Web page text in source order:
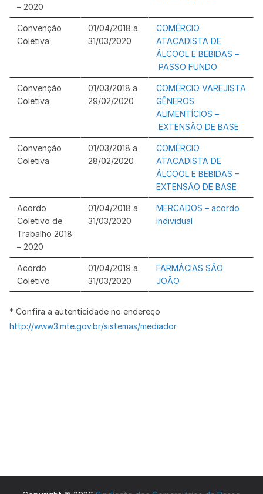
– 2020
Convenção
Coletiva
01/04/2018 a
31/03/2020
COMÉRCIO
ATACADISTA DE
ÁLCOOL E BEBIDAS –
PASSO FUNDO
Convenção
Coletiva
01/03/2018 a
29/02/2020
COMÉRCIO VAREJISTA
GÊNEROS
ALIMENTÍCIOS –
EXTENSÃO DE BASE
Convenção
Coletiva
01/03/2018 a
28/02/2020
COMÉRCIO
ATACADISTA DE
ÁLCOOL E BEBIDAS –
EXTENSÃO DE BASE
Acordo
Coletivo de
Trabalho 2018
– 2020
01/04/2018 a
31/03/2020
MERCADOS – acordo
individual
Acordo
Coletivo
01/04/2019 a
31/03/2020
FARMÁCIAS SÃO
JOÃO
* Confira a autenticidade no endereço
http://www3.mte.gov.br/sistemas/mediador